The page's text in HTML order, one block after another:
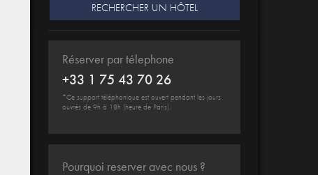
RECHERCHER UN HÔTEL
Réserver par télephone
+33 1 75 43 70 26
*Ce support téléphonique est ouvert pendant les jours
ouvrés de 9h à 18h (heure de Paris).
Pourquoi reserver avec nous ?